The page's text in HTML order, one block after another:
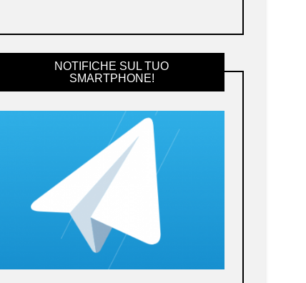
NOTIFICHE SUL TUO
SMARTPHONE!